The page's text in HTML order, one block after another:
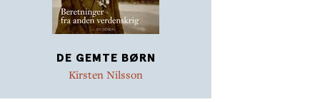
DE GEMTE BØRN
Kirsten Nilsson